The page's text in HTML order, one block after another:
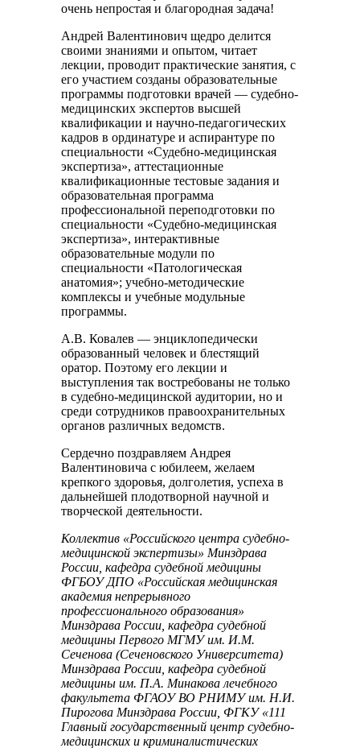
очень непростая и благородная задача!
Андрей Валентинович щедро делится
своими знаниями и опытом, читает
лекции, проводит практические занятия, с
его участием созданы образовательные
программы подготовки врачей — судебно-
медицинских экспертов высшей
квалификации и научно-педагогических
кадров в ординатуре и аспирантуре по
специальности «Судебно-медицинская
экспертиза», аттестационные
квалификационные тестовые задания и
образовательная программа
профессиональной переподготовки по
специальности «Судебно-медицинская
экспертиза», интерактивные
образовательные модули по
специальности «Патологическая
анатомия»; учебно-методические
комплексы и учебные модульные
программы.
А.В. Ковалев — энциклопедически
образованный человек и блестящий
оратор. Поэтому его лекции и
выступления так востребованы не только
в судебно-медицинской аудитории, но и
среди сотрудников правоохранительных
органов различных ведомств.
Сердечно поздравляем Андрея
Валентиновича с юбилеем, желаем
крепкого здоровья, долголетия, успеха в
дальнейшей плодотворной научной и
творческой деятельности.
Коллектив «Российского центра судебно-
медицинской экспертизы» Минздрава
России, кафедра судебной медицины
ФГБОУ ДПО «Российская медицинская
академия непрерывного
профессионального образования»
Минздрава России, кафедра судебной
медицины Первого МГМУ им. И.М.
Сеченова (Сеченовского Университета)
Минздрава России, кафедра судебной
медицины им. П.А. Минакова лечебного
факультета ФГАОУ ВО РНИМУ им. Н.И.
Пирогова Минздрава России, ФГКУ «111
Главный государственный центр судебно-
медицинских и криминалистических